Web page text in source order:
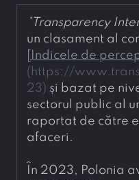
*Transparency
Indicele de
( https://
23 ) și bazat pe
sectorul public al
raportat de către
afaceri.
În 2023, Polonia